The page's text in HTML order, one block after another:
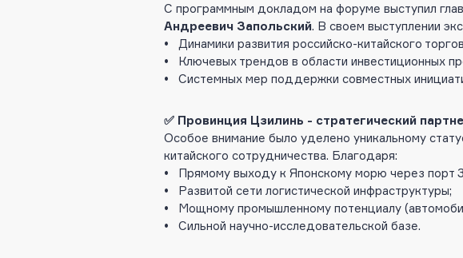
С программным докладом на форуме выступил
Андреевич Запольский. В своем выступлении
• Динамики развития российско-китайского
• Ключевых трендов в области инвестиционных
• Системных мер поддержки совместных
✅ Провинция Цзилинь - стратегический
Особое внимание было уделено уникальному
китайского сотрудничества. Благодаря:
• Прямому выходу к Японскому морю через порт
• Развитой сети логистической инфраструктуры;
• Мощному промышленному потенциалу
• Сильной научно-исследовательской базе.